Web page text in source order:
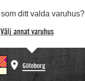
som ditt valda varuhus?
Välj annat varuhus
Göteborg